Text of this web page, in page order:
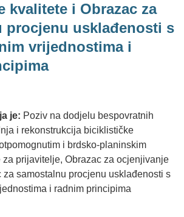
kvalitete i Obrazac za
procjenu usklađenosti s
vrijednostima i
je: Poziv na dodjelu bespovratnih
i rekonstrukcija biciklističke
i brdsko-planinskim
za prijavitelje, Obrazac za ocjenjivanje
za samostalnu procjenu usklađenosti s
i radnim principima